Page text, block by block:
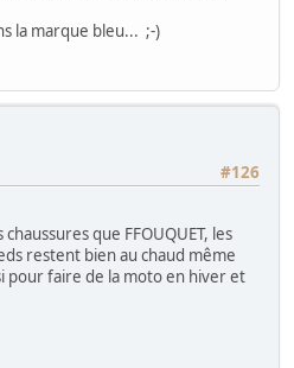
la marque bleu... ;-)
#126
que FFOUQUET, les
restent bien au chaud même
pour faire de la moto en hiver et